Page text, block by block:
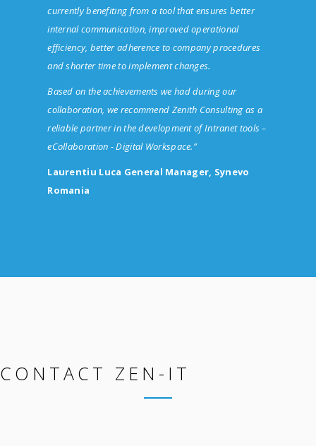
currently benefiting from a tool that ensures better
internal communication, improved operational
efficiency, better adherence to company procedures
and shorter time to implement changes.
Based on the achievements we had during our
collaboration, we recommend Zenith Consulting as a
reliable partner in the development of Intranet tools –
eCollaboration - Digital Workspace.”
Laurentiu Luca General Manager, Synevo
Romania
CONTACT ZEN-IT